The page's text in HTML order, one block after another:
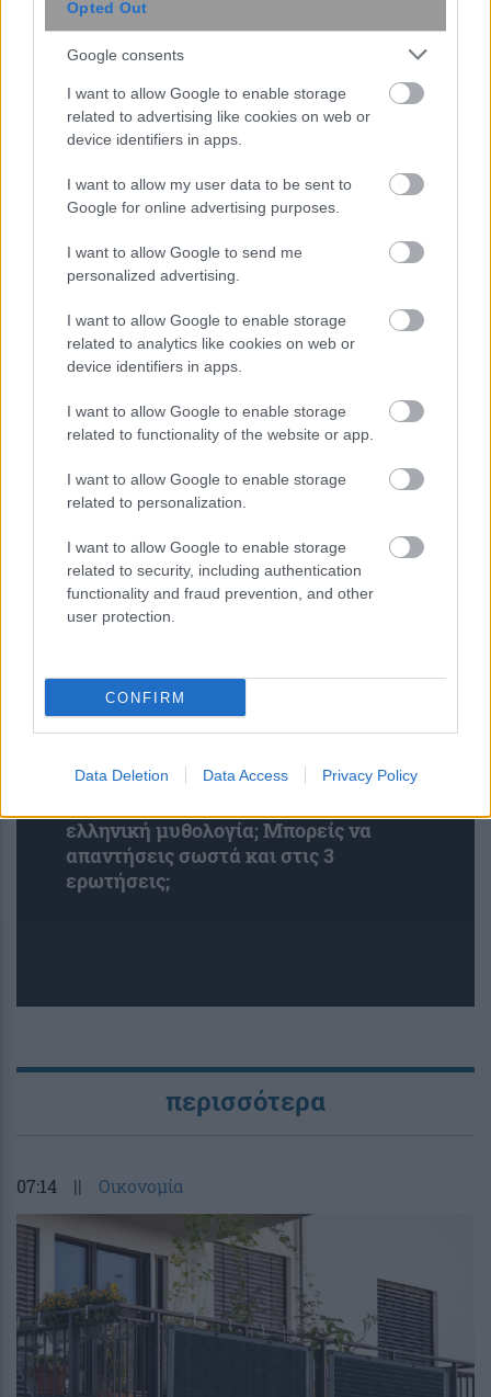
Opted Out
Google consents
I want to allow Google to enable storage
related to advertising like cookies on web or
device identifiers in apps.
I want to allow my user data to be sent to
Google for online advertising purposes.
I want to allow Google to send me
personalized advertising.
I want to allow Google to enable storage
related to analytics like cookies on web or
device identifiers in apps.
I want to allow Google to enable storage
related to functionality of the website or app.
I want to allow Google to enable storage
related to personalization.
I want to allow Google to enable storage
related to security, including authentication
functionality and fraud prevention, and other
user protection.
CONFIRM
Data Deletion Data Access Privacy Policy
Ειδικοί αποκαλύπτουν τι μπορεί να
κάνει στο δέρμα μας
του npm: Παραβιάστηκε το δημοφιλές
πακέτο Keyv με 127 εκατ.
εβδομαδιαίες λήψεις
ελληνική μυθολογία; Μπορείς να
απαντήσεις σωστά και στις 3
ερωτήσεις;
περισσότερα
07:14 || Οικονομία